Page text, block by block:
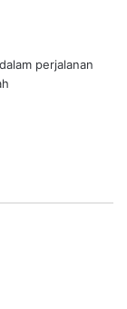
perjalanan